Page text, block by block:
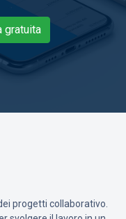
gratuita
progetti collaborativo.